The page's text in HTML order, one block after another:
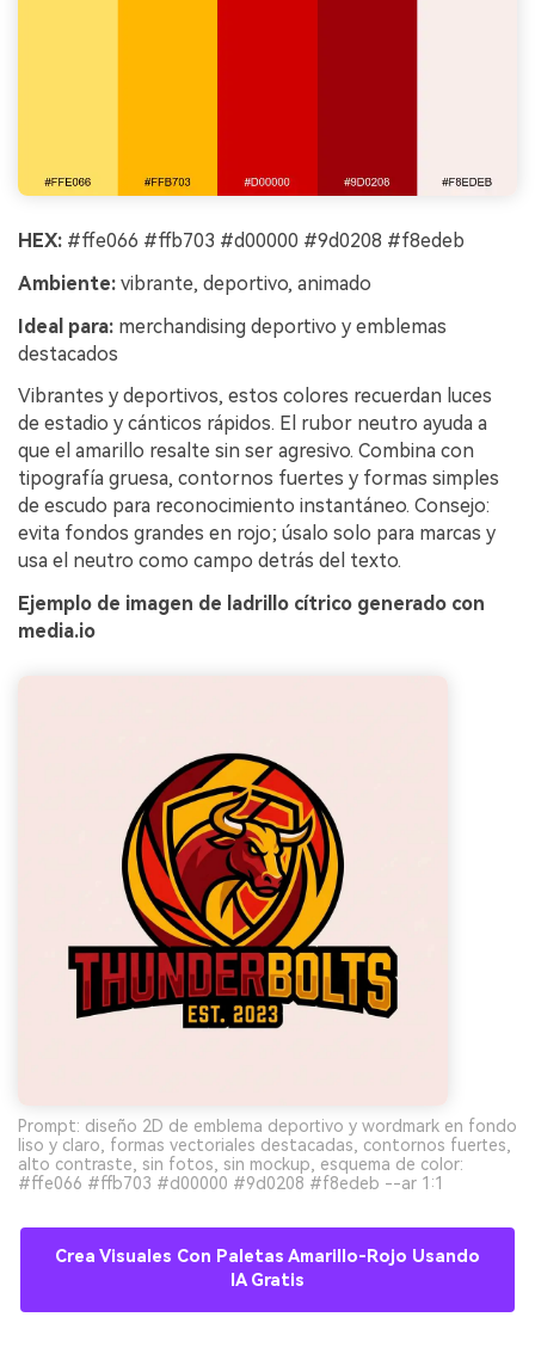
HEX: #ffe066 #ffb703 #d00000 #9d0208 #f8edeb
Ambiente: vibrante, deportivo, animado
Ideal para: merchandising deportivo y emblemas
destacados
Vibrantes y deportivos, estos colores recuerdan luces
de estadio y cánticos rápidos. El rubor neutro ayuda a
que el amarillo resalte sin ser agresivo. Combina con
tipografía gruesa, contornos fuertes y formas simples
de escudo para reconocimiento instantáneo. Consejo:
evita fondos grandes en rojo; úsalo solo para marcas y
usa el neutro como campo detrás del texto.
Ejemplo de imagen de ladrillo cítrico generado con
media.io
Prompt: diseño 2D de emblema deportivo y wordmark en fondo
liso y claro, formas vectoriales destacadas, contornos fuertes,
alto contraste, sin fotos, sin mockup, esquema de color:
#ffe066 #ffb703 #d00000 #9d0208 #f8edeb --ar 1:1
Crea Visuales Con Paletas Amarillo-Rojo Usando
IA Gratis